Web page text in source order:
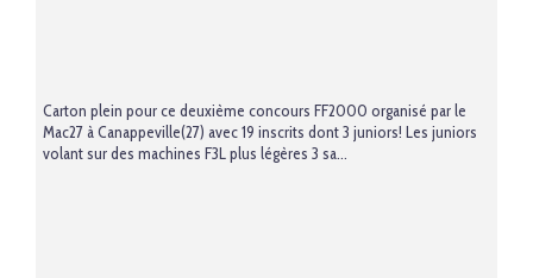
Carton plein pour ce deuxième concours FF2000 organisé par le
Mac27 à Canappeville(27) avec 19 inscrits dont 3 juniors! Les juniors
volant sur des machines F3L plus légères 3 sa...